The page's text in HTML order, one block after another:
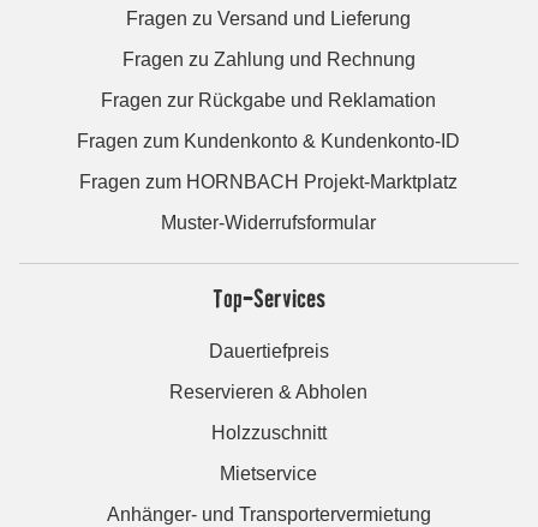
Fragen zu Versand und Lieferung
Fragen zu Zahlung und Rechnung
Fragen zur Rückgabe und Reklamation
Fragen zum Kundenkonto & Kundenkonto-ID
Fragen zum HORNBACH Projekt-Marktplatz
Muster-Widerrufsformular
Top-Services
Dauertiefpreis
Reservieren & Abholen
Holzzuschnitt
Mietservice
Anhänger- und Transportervermietung